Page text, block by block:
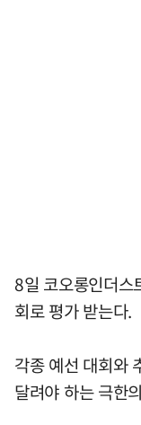
8일 코오롱인더스
회로 평가 받는다.
각종 예선 대회와
달려야 하는 극한